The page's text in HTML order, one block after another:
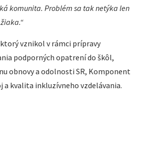
komunita. Problém sa tak netýka len
vznikol v rámci prípravy
podporných opatrení do škôl,
obnovy a odolnosti SR, Komponent
a kvalita inkluzívneho vzdelávania.